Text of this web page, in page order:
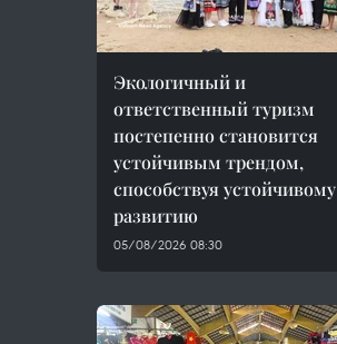
Экологичный и
ответственный туризм
постепенно становится
устойчивым трендом,
способствуя устойчивому
развитию
05/08/2026 08:30